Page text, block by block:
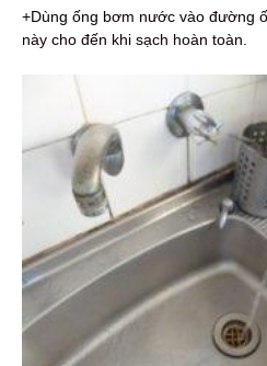
+Dùng ống bơm nước vào đường
này cho đến khi sạch hoàn toàn.